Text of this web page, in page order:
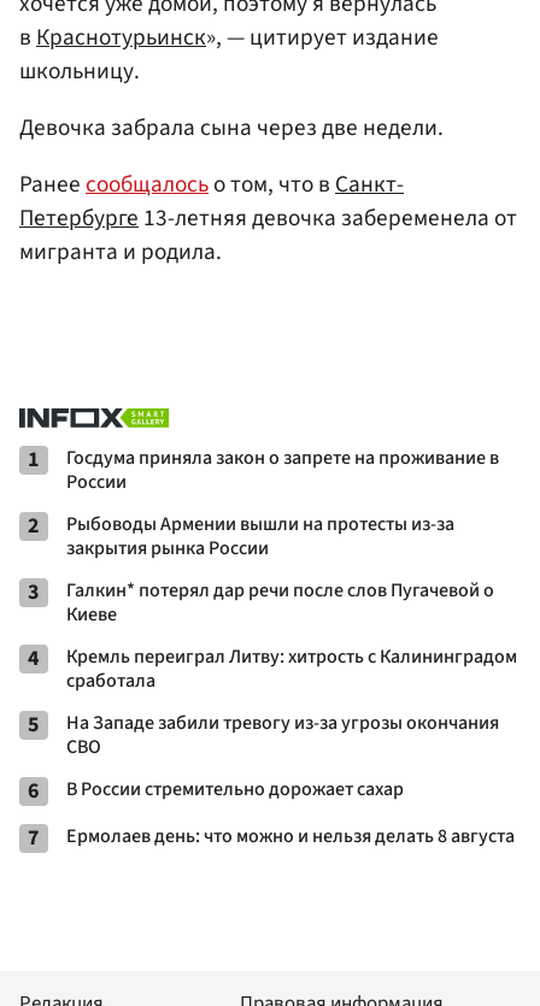
вКраснотурьинск», — цитирует издание
школьницу.
Девочка забрала сына через две недели.
Ранеесообщалосьо том, что вСанкт-
Петербурге13-летняя девочка забеременела от
мигранта и родила.
1
Госдума приняла закон о запрете на проживание в
России
2
Рыбоводы Армении вышли на протесты из-за
закрытия рынка России
3
Галкин* потерял дар речи после слов Пугачевой о
Киеве
4
Кремль переиграл Литву: хитрость с Калининградом
сработала
5
На Западе забили тревогу из-за угрозы окончания
СВО
6 В России стремительно дорожает сахар
7 Ермолаев день: что можно и нельзя делать 8 августа